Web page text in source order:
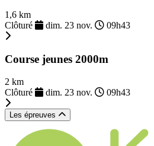
1,6 km
Clôturé
dim. 23 nov. 09h43
Course jeunes 2000m
2 km
Clôturé
dim. 23 nov. 09h43
Les épreuves